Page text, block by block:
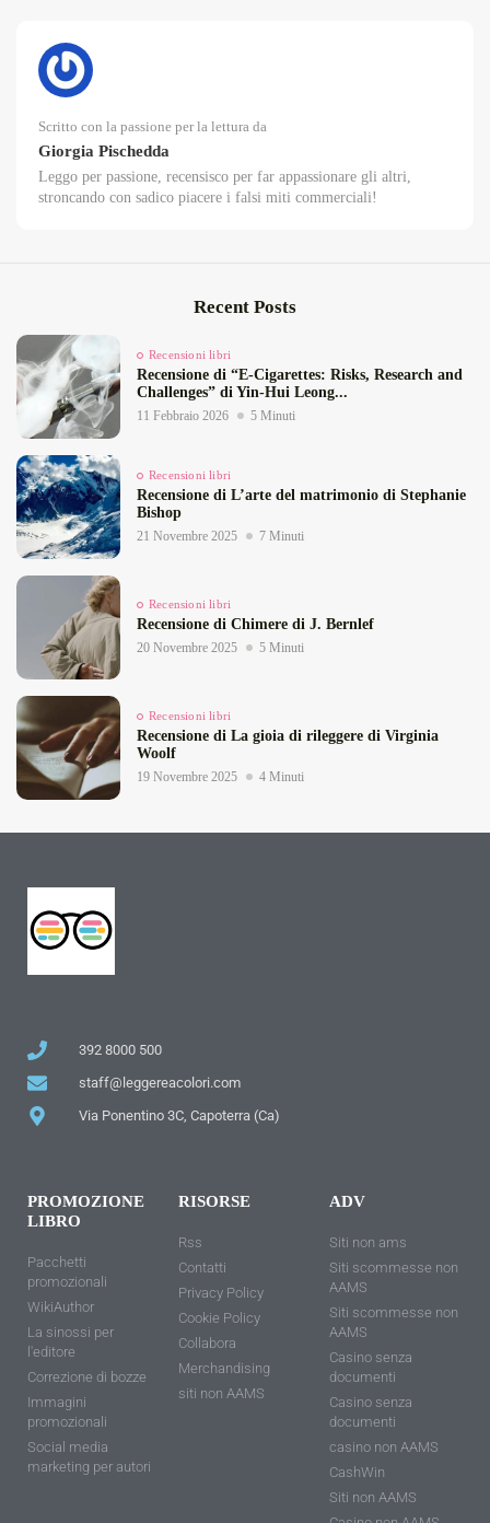
Scritto con la passione per la lettura da
Giorgia Pischedda
Leggo per passione, recensisco per far appassionare gli altri,
stroncando con sadico piacere i falsi miti commerciali!
Recent Posts
Recensioni libri
Recensione di “E‑Cigarettes: Risks, Research and
Challenges” di Yin‑Hui Leong...
11 Febbraio 2026 5 Minuti
Recensioni libri
Recensione di L’arte del matrimonio di Stephanie
Bishop
21 Novembre 2025 7 Minuti
Recensioni libri
Recensione di Chimere di J. Bernlef
20 Novembre 2025 5 Minuti
Recensioni libri
Recensione di La gioia di rileggere di Virginia
Woolf
19 Novembre 2025 4 Minuti
392 8000 500
staff@leggereacolori.com
Via Ponentino 3C, Capoterra (Ca)
PROMOZIONE
LIBRO
Pacchetti
promozionali
WikiAuthor
La sinossi per
l'editore
Correzione di bozze
Immagini
promozionali
Social media
marketing per autori
RISORSE
Rss
Contatti
Privacy Policy
Cookie Policy
Collabora
Merchandising
siti non AAMS
ADV
Siti non ams
Siti scommesse non
AAMS
Siti scommesse non
AAMS
Casino senza
documenti
Casino senza
documenti
casino non AAMS
CashWin
Siti non AAMS